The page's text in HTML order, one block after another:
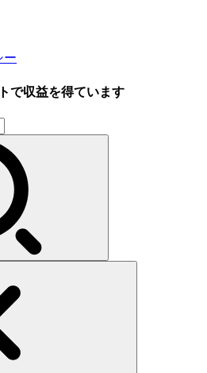
ー
で収益を得ています